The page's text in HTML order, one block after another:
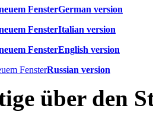
German version
Italian version
English version
Russian version
über den